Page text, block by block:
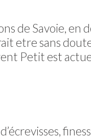
de Savoie, en
etre sans
Petit est